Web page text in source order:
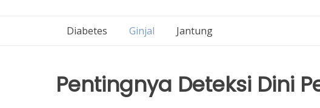
Diabetes Ginjal Jantung
Pentingnya Deteksi Dini